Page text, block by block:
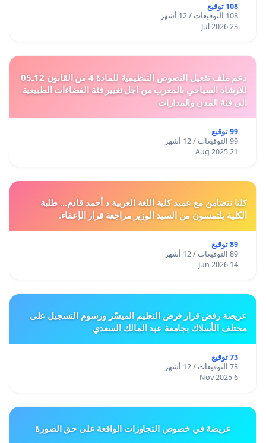
108 توقيع
108 التوقيعات / 12 أشهر
23 Jul 2026
دعم ملف تفعيل النصوص التنظيمية للمادة 4 من القانون 12ـ05
للارشاد السياحي بالمغرب من اجل تغيير فئة الفضاءات الطبيعية
الى فئة المدن والمدارات
99 توقيع
99 التوقيعات / 12 أشهر
21 Aug 2025
كلنا نتضامن مع عميد كلية اللغة العربية د أحمد قادم... طلبة
الكلية يلتمسون من السيد الوزير مراجعة قرار الإعفاء.
89 توقيع
89 التوقيعات / 12 أشهر
14 Jun 2026
عريضة رفض قرار فرض التعليم الميسّر ورسوم التسجيل على
مختلف الأسلاك بجامعة عبد المالك السعدي
73 توقيع
73 التوقيعات / 12 أشهر
6 Nov 2025
عريضة في خصوص التجاوزات الواقعة على حق الصورة